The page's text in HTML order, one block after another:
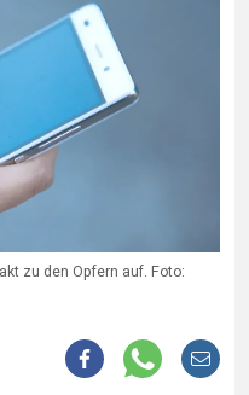
zu den Opfern auf. Foto: